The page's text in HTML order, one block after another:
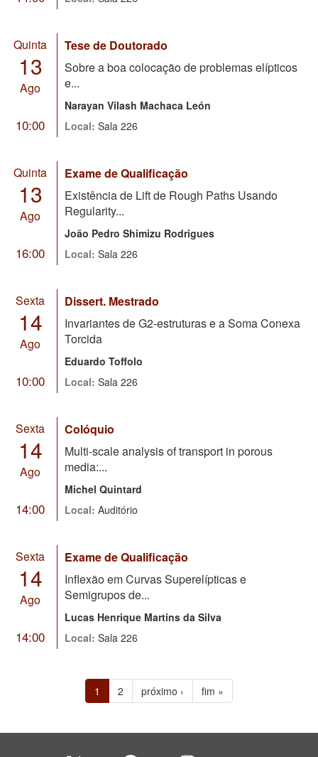
Quinta
13
Ago
10:00
Tese de Doutorado
Sobre a boa colocação de problemas elípticos
e...
Narayan Vilash Machaca León
Local: Sala 226
Quinta
13
Ago
16:00
Exame de Qualificação
Existência de Lift de Rough Paths Usando
Regularity...
João Pedro Shimizu Rodrigues
Local: Sala 226
Sexta
14
Ago
10:00
Dissert. Mestrado
Invariantes de G2-estruturas e a Soma Conexa
Torcida
Eduardo Toffolo
Local: Sala 226
Sexta
14
Ago
14:00
Colóquio
Multi-scale analysis of transport in porous
media:...
Michel Quintard
Local: Auditório
Sexta
14
Ago
14:00
Exame de Qualificação
Inflexão em Curvas Superelípticas e
Semigrupos de...
Lucas Henrique Martins da Silva
Local: Sala 226
1 2 próximo › fim »